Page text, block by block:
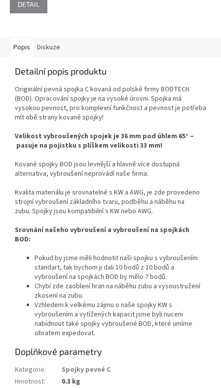
DETAIL
Popis Diskuze
Detailní popis produktu
Originální pevná spojka C kovaná od polské firmy BODTECH
(BOD). Opracování spojky je na vysoké úrovni. Spojka má
vysokou pevnost, pro komplexní funkčnost a pevnost je potřeba
mít obě strany kované spojky!
Velikost vybroušených spojek je 36 mm pod úhlem 65° –
pasuje na pojistku s plíškem velikosti 33 mm!
Kované spojky BOD jsou levnější a hlavně více dostupná
alternativa, vybroušení neprovádí naše firma.
Kvalita materiálu je srovnatelné s KW a AWG, je zde provedeno
strojní vybroušení základního tvaru, podběhu a náběhu na
zubu. Spojky jsou kompatibilní s KW nebo AWG.
Srovnání našeho vybroušení a vybroušení na spojkách
BOD:
Pokud by jsme měli hodnotit naši spojku s vybroušením
standart, tak bychom ji dali 10 bodů z 10 bodů a
vybroušení na spojkách BOD by mělo 7 bodů.
Chybí zde zaoblení hran na náběhu zubu a vysoustružení
zkosení na zubu.
Vzhledem k velkému zájmu o naše spojky KW s
vybroušením a vytížených kapacit jsme byli nuceni
nabídnout také spojky vybroušené BOD, které umíme
obratem expedovat.
Doplňkové parametry
Kategorie:
Spojky pevné C
Hmotnost:
0.3 kg